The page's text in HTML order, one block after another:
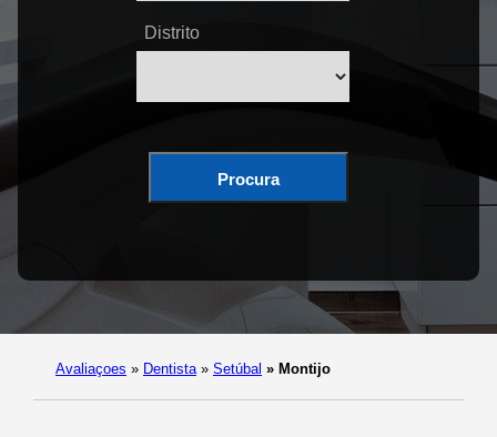
Distrito
Procura
Avaliaçoes » Dentista » Setúbal » Montijo